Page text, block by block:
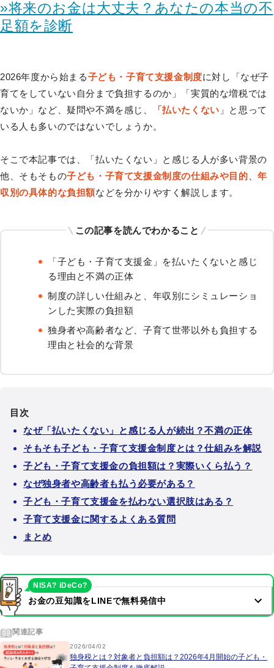
»将来のお金は大丈夫？あなたの本当の不
足額を診断
2026年度から始まる子ども・子育て支援金制度に対し「なぜ子
育てをしていない自分まで負担するのか」「実質的な増税では
ないか」など、疑問や不満を感じ、
「払いたくない 」と思って
いる人も多いのではないでしょうか。
そこで本記事では、「払いたくない」と感じる人が多い背景の
他、そもそもの子ども・子育て支援金制度の仕組みや目的 、年
収別の具体的な負担額などを分かりやすく解説します。
この記事を読んでわかること
「子ども・子育て支援金」を払いたくないと感じ
る理由と不満の正体
制度の詳しい仕組みと、年収別にシミュレーショ
ンした実際の負担額
独身者や高齢者など、子育て世帯以外も負担する
理由と社会的な背景
目次
なぜ「払いたくない」と感じる人が続出？不満の正体
そもそも子ども・子育て支援金制度とは？仕組みを解説
子ども・子育て支援金の負担額は？実際いくら払う？
なぜ独身者や高齢者も払う必要がある？
子ども・子育て支援金を払わない選択肢はある？
子育て支援金に関するよくある質問
まとめ
お金の豆知識をLINEで無料発信中
NISA? iDeCo?
関連記事
2026/04/02
独身税とは？対象者と負担額は？2026年4月開始の子ども・